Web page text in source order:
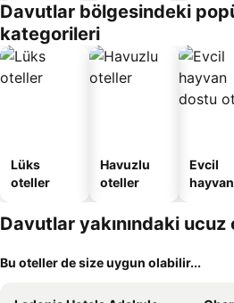
oteller
Apart
Davutlar bölgesindeki
kategorileri
Lüks
oteller
Havuzlu
oteller
Evcil
hayvan
oteller
Davutlar yakınındaki ucuz
Bu oteller de size uygun olabilir...